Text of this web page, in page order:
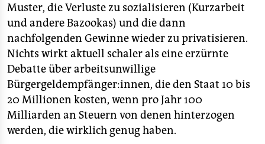
Muster, die Verluste zu sozialisieren (Kurzarbeit
und andere Bazookas) und die dann
nachfolgenden Gewinne wieder zu privatisieren.
Nichts wirkt aktuell schaler als eine erzürnte
Debatte über arbeitsunwillige
Bürgergeldempfänger:innen, die den Staat 10 bis
20 Millionen kosten, wenn pro Jahr 100
Milliarden an Steuern von denen hinterzogen
werden, die wirklich genug haben.